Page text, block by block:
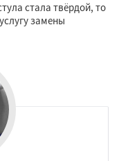
стала твёрдой, то
замены